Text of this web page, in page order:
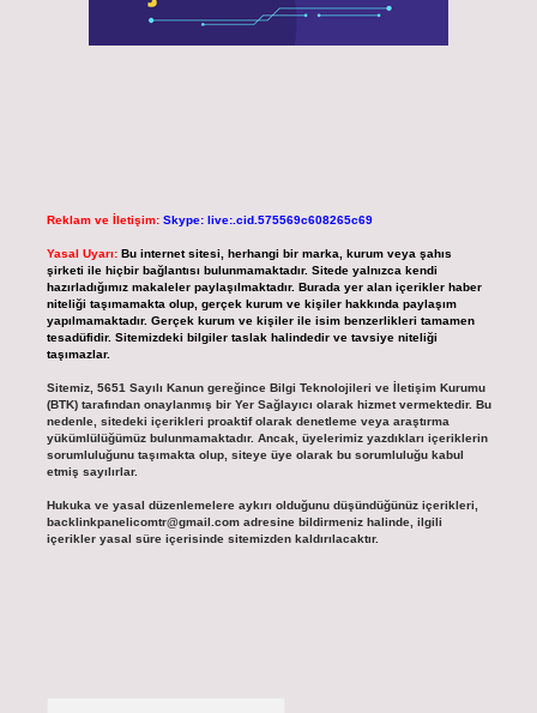
Reklam ve İletişim: Skype: live:.cid.575569c608265c69
Yasal Uyarı: Bu internet sitesi, herhangi bir marka, kurum veya şahıs
şirketi ile hiçbir bağlantısı bulunmamaktadır. Sitede yalnızca kendi
hazırladığımız makaleler paylaşılmaktadır. Burada yer alan içerikler haber
niteliği taşımamakta olup, gerçek kurum ve kişiler hakkında paylaşım
yapılmamaktadır. Gerçek kurum ve kişiler ile isim benzerlikleri tamamen
tesadüfidir. Sitemizdeki bilgiler taslak halindedir ve tavsiye niteliği
taşımazlar.
Sitemiz, 5651 Sayılı Kanun gereğince Bilgi Teknolojileri ve İletişim Kurumu
(BTK) tarafından onaylanmış bir Yer Sağlayıcı olarak hizmet vermektedir. Bu
nedenle, sitedeki içerikleri proaktif olarak denetleme veya araştırma
yükümlülüğümüz bulunmamaktadır. Ancak, üyelerimiz yazdıkları içeriklerin
sorumluluğunu taşımakta olup, siteye üye olarak bu sorumluluğu kabul
etmiş sayılırlar.
Hukuka ve yasal düzenlemelere aykırı olduğunu düşündüğünüz içerikleri,
backlinkpanelicomtr@gmail.comadresine bildirmeniz halinde, ilgili
içerikler yasal süre içerisinde sitemizden kaldırılacaktır.